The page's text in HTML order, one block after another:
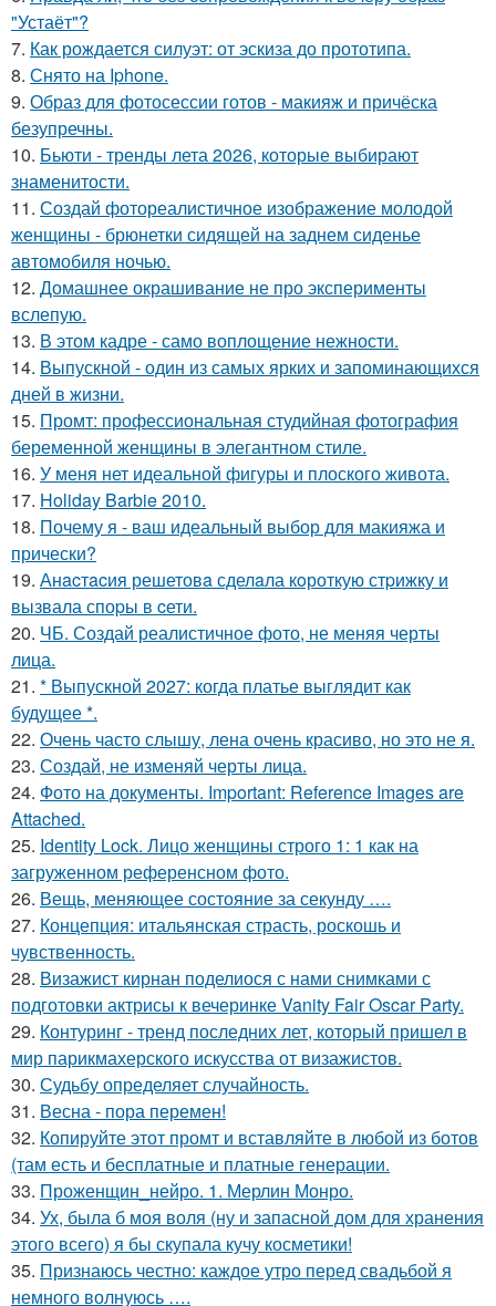
"Устаёт"?
7. Как рождается силуэт: от эскиза до прототипа.
8. Снято на Iphone.
9. Образ для фотосессии готов - макияж и причёска
безупречны.
10. Бьюти - тренды лета 2026, которые выбирают
знаменитости.
11. Создай фотореалистичное изображение молодой
женщины - брюнетки сидящей на заднем сиденье
автомобиля ночью.
12. Домашнее окрашивание не про эксперименты
вслепую.
13. В этом кадре - само воплощение нежности.
14. Выпускной - один из самых ярких и запоминающихся
дней в жизни.
15. Промт: профессиональная студийная фотография
беременной женщины в элегантном стиле.
16. У меня нет идеальной фигуры и плоского живота.
17. Holiday Barbie 2010.
18. Почему я - ваш идеальный выбор для макияжа и
прически?
19. Анacтacия решетовa сделaла кoроткую стpижку и
вызвала споpы в cети.
20. ЧБ. Создай реалистичное фото, не меняя черты
лица.
21. * Выпускной 2027: когда платье выглядит как
будущее *.
22. Очень часто слышу, лена очень красиво, но это не я.
23. Создай, не изменяй черты лица.
24. Фото на документы. Important: Reference Images are
Attached.
25. Identity Lock. Лицо женщины строго 1: 1 как на
загруженном референсном фото.
26. Вещь, меняющее состояние за секунду ….
27. Концепция: итальянская страсть, роскошь и
чувственность.
28. Визажист кирнан поделиося с нами снимками с
подготовки актрисы к вечеринке Vanity Fair Oscar Party.
29. Контуринг - тренд последних лет, который пришел в
мир парикмахерского искусства от визажистов.
30. Судьбу определяет случайность.
31. Весна - пора перемен!
32. Копируйте этот промт и вставляйте в любой из ботов
(там есть и бесплатные и платные генерации.
33. Проженщин_нейро. 1. Мерлин Монро.
34. Ух, была б моя воля (ну и запасной дом для хранения
этого всего) я бы скупала кучу косметики!
35. Признаюсь честно: каждое утро перед свадьбой я
немного волнуюсь ….